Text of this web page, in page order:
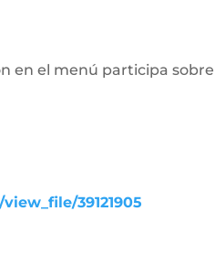
en el menú participa sobre
39121905